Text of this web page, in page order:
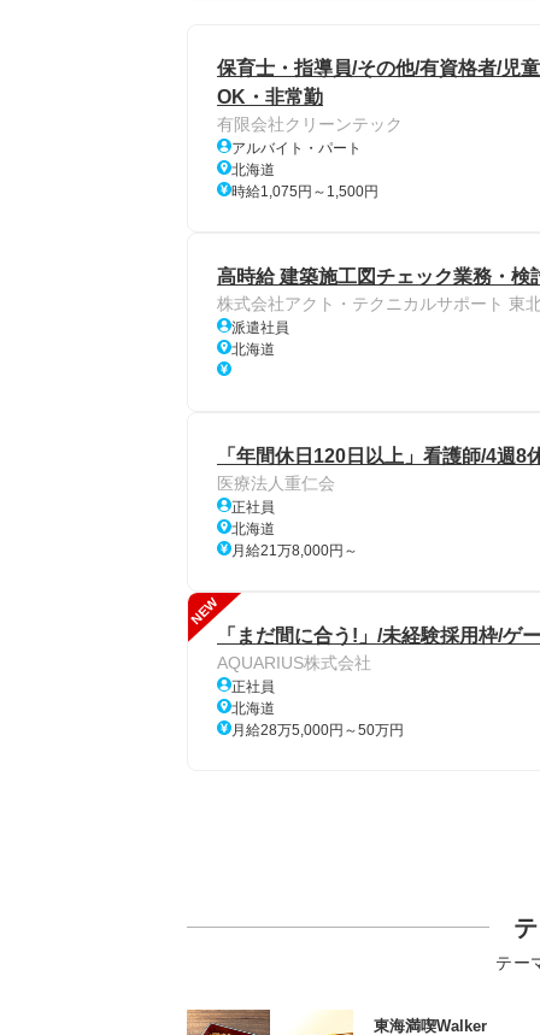
保育士・指導員/その他/有資格者/児
OK・非常勤
有限会社クリーンテック
アルバイト・パート
北海道
時給1,075円～1,500円
高時給 建築施工図チェック業務・
株式会社アクト・テクニカルサポート 東
派遣社員
北海道
「年間休日120日以上」看護師/4週8
医療法人重仁会
正社員
北海道
月給21万8,000円～
NEW
「まだ間に合う!」/未経験採用枠/ゲ
AQUARIUS株式会社
正社員
北海道
月給28万5,000円～50万円
テー
東海満喫Walker